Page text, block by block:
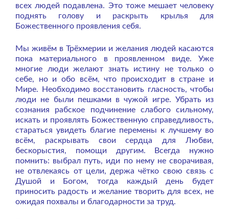
всех людей подавлена. Это тоже мешает человеку
поднять голову и раскрыть крылья для
Божественного проявления себя.
Мы живём в Трёхмерии и желания людей касаются
пока материального в проявленном виде. Уже
многие люди желают знать истину не только о
себе, но и обо всём, что происходит в стране и
Мире. Необходимо восстановить гласность, чтобы
люди не были пешками в чужой игре. Убрать из
сознания рабское подчинение слабого сильному,
искать и проявлять Божественную справедливость,
стараться увидеть благие перемены к лучшему во
всём, раскрывать свои сердца для Любви,
бескорыстия, помощи другим. Всегда нужно
помнить: выбрал путь, иди по нему не сворачивая,
не отвлекаясь от цели, держа чётко свою связь с
Душой и Богом, тогда каждый день будет
приносить радость и желание творить для всех, не
ожидая похвалы и благодарности за труд.